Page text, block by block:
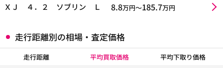
ＸＪ ４．２ ソブリン Ｌ 8.8万円〜185.7万円
走行距離別の相場・査定価格
走行距離 平均買取価格 平均下取り価格